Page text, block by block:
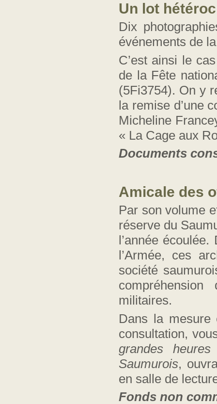
Un lot
Dix
événements de
C’est ainsi le
de la Fête
(5Fi3754). On y
la remise d’une
Micheline
« La Cage aux
Documents
Amicale des
Par son volume
réserve du
l’année
l’Armée, ces
société
militaires.
Dans la mesure
consultation,
grandes
Saumurois,
en salle de
Fonds non